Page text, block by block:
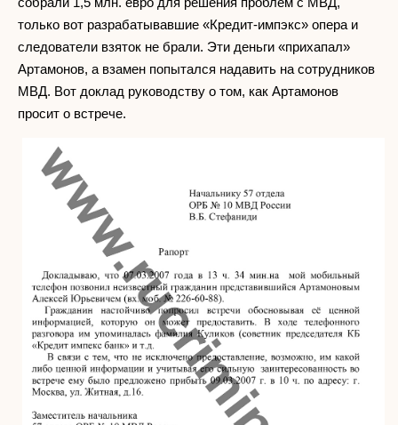
только вот разрабатывавшие «Кредит-импэкс» опера и
следователи взяток не брали. Эти деньги «прихапал»
Артамонов, а взамен попытался надавить на сотрудников
МВД. Вот доклад руководству о том, как Артамонов
просит о встрече.